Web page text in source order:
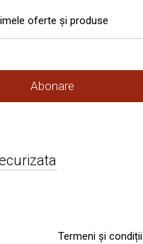
oferte și produse
Abonare
Termeni și condiții